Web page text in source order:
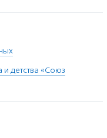
детства «Союз